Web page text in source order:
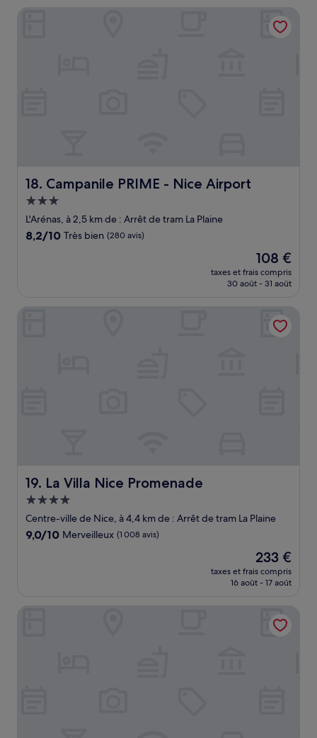
de
174 €
18. Campanile PRIME - Nice Airport
Campanile PRIME - Nice Airport
Hébergement
3.0 étoiles
L'Arénas, à 2,5 km de : Arrêt de tram La Plaine
8.2
8,2/10 Très bien (280 avis)
Le
nouveau
prix
de
108 €
108 €
taxes et frais compris
30 août - 31 août
19. La Villa Nice Promenade
La Villa Nice Promenade
Hébergement
4.0 étoiles
Centre-ville de Nice, à 4,4 km de : Arrêt de tram La Plaine
9.0
9,0/10 Merveilleux (1 008 avis)
Le
nouveau
prix
de
233 €
233 €
taxes et frais compris
16 août - 17 août